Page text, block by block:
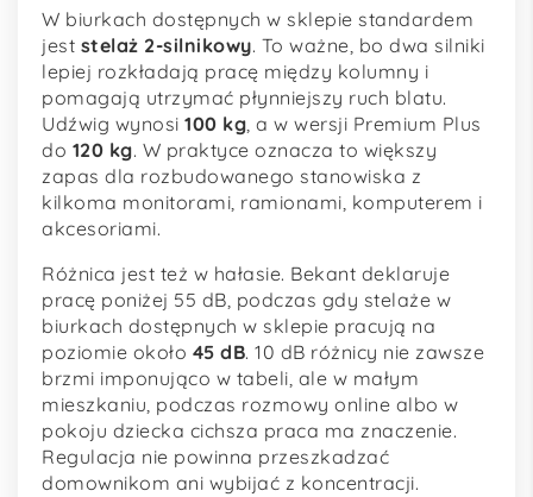
W biurkach dostępnych w sklepie standardem
jest stelaż 2-silnikowy. To ważne, bo dwa silniki
lepiej rozkładają pracę między kolumny i
pomagają utrzymać płynniejszy ruch blatu.
Udźwig wynosi 100 kg, a w wersji Premium Plus
do 120 kg. W praktyce oznacza to większy
zapas dla rozbudowanego stanowiska z
kilkoma monitorami, ramionami, komputerem i
akcesoriami.
Różnica jest też w hałasie. Bekant deklaruje
pracę poniżej 55 dB, podczas gdy stelaże w
biurkach dostępnych w sklepie pracują na
poziomie około 45 dB. 10 dB różnicy nie zawsze
brzmi imponująco w tabeli, ale w małym
mieszkaniu, podczas rozmowy online albo w
pokoju dziecka cichsza praca ma znaczenie.
Regulacja nie powinna przeszkadzać
domownikom ani wybijać z koncentracji.